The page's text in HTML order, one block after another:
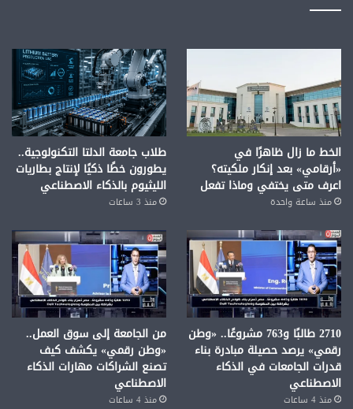
الخط ما زال ظاهرًا في
«أرقامي» بعد إنكار ملكيته؟
اعرف متى يختفي وماذا تفعل
منذ ساعة واحدة
طلاب جامعة الدلتا التكنولوجية..
يطورون خطًا ذكيًا لإنتاج بطاريات
الليثيوم بالذكاء الاصطناعي
منذ 3 ساعات
2710 طالبًا و763 مشروعًا.. «وطن
رقمي» يرصد حصيلة مبادرة بناء
قدرات الجامعات في الذكاء
الاصطناعي
منذ 4 ساعات
من الجامعة إلى سوق العمل..
«وطن رقمي» يكشف كيف
تصنع الشراكات مهارات الذكاء
الاصطناعي
منذ 4 ساعات